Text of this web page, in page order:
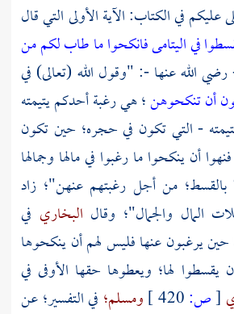
عليكم في الكتاب: الآية الأولى التي قال
في اليتامى فانكحوا ما طاب لكم من
الله عنها -: "وقول الله (تعالى) في
أن تنكحوهن؛ هي رغبة أحدكم يتيمته
- التي تكون في حجره؛ حين تكون
أن ينكحوا ما رغبوا في مالها وجمالها
بالقسط؛ من أجل رغبتهم عنهن"؛ زاد
المال والجمال"؛ وقال البخاري في
حين يرغبون عنها فليس لهم أن ينكحوها
يقسطوا لها؛ ويعطوها حقها الأوفى في
[ص: ومسلم؛ في التفسير؛ عن